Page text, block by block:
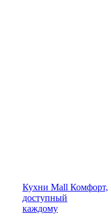
Кухни Mall Комфорт,
доступный
каждому